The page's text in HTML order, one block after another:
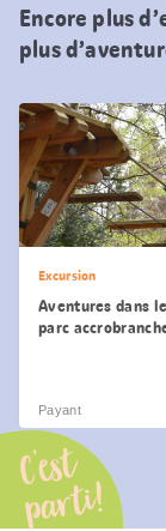
Encore plus
plus
Excursion
Aventures dans
parc
Payant
C’est
parti!